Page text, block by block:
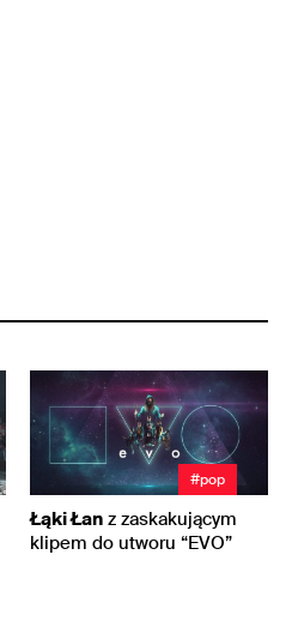
#pop
Łąki Łan z zaskakującym
klipem do utworu “EVO”